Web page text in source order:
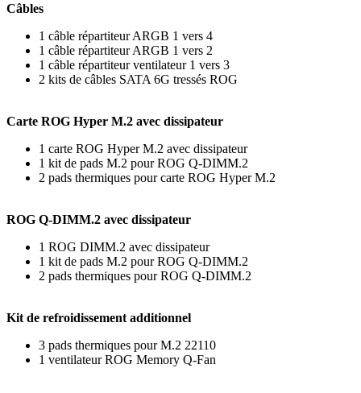
Câbles
1 câble répartiteur ARGB 1 vers 4
1 câble répartiteur ARGB 1 vers 2
1 câble répartiteur ventilateur 1 vers 3
2 kits de câbles SATA 6G tressés ROG
Carte ROG Hyper M.2 avec dissipateur
1 carte ROG Hyper M.2 avec dissipateur
1 kit de pads M.2 pour ROG Q-DIMM.2
2 pads thermiques pour carte ROG Hyper M.2
ROG Q-DIMM.2 avec dissipateur
1 ROG DIMM.2 avec dissipateur
1 kit de pads M.2 pour ROG Q-DIMM.2
2 pads thermiques pour ROG Q-DIMM.2
Kit de refroidissement additionnel
3 pads thermiques pour M.2 22110
1 ventilateur ROG Memory Q-Fan